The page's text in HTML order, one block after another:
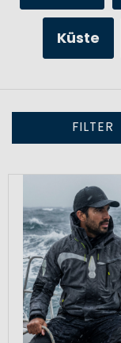
Küste
FILTER